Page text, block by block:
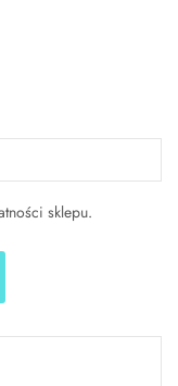
sklepu.